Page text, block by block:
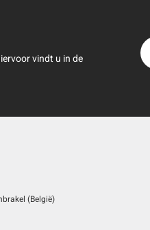
vindt u in de
(België)